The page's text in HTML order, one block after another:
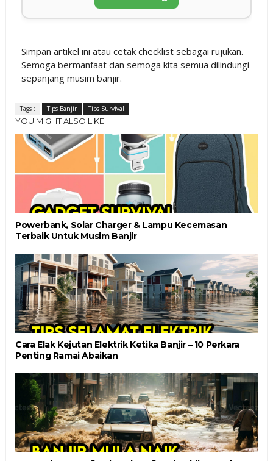
Simpan artikel ini atau cetak checklist sebagai rujukan.
Semoga bermanfaat dan semoga kita semua dilindungi
sepanjang musim banjir.
Tags : Tips Banjir Tips Survival
YOU MIGHT ALSO LIKE
Powerbank, Solar Charger & Lampu Kecemasan
Terbaik Untuk Musim Banjir
Cara Elak Kejutan Elektrik Ketika Banjir – 10 Perkara
Penting Ramai Abaikan